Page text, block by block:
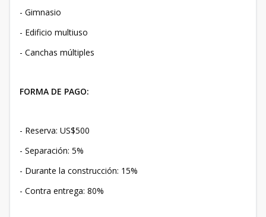
- Gimnasio
- Edificio multiuso
- Canchas múltiples
FORMA DE PAGO:
- Reserva: US$500
- Separación: 5%
- Durante la construcción: 15%
- Contra entrega: 80%